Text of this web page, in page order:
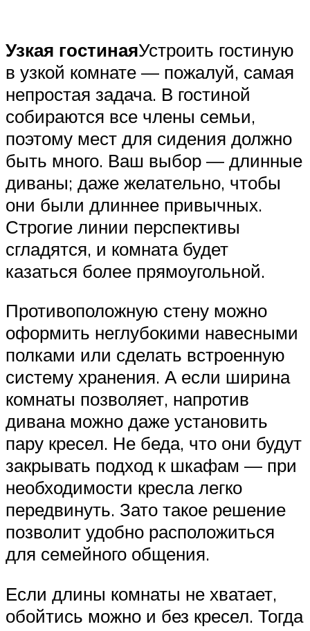
Узкая гостинаяУстроить гостиную
в узкой комнате — пожалуй, самая
непростая задача. В гостиной
собираются все члены семьи,
поэтому мест для сидения должно
быть много. Ваш выбор — длинные
диваны; даже желательно, чтобы
они были длиннее привычных.
Строгие линии перспективы
сгладятся, и комната будет
казаться более прямоугольной.
Противоположную стену можно
оформить неглубокими навесными
полками или сделать встроенную
систему хранения. А если ширина
комнаты позволяет, напротив
дивана можно даже установить
пару кресел. Не беда, что они будут
закрывать подход к шкафам — при
необходимости кресла легко
передвинуть. Зато такое решение
позволит удобно расположиться
для семейного общения.
Если длины комнаты не хватает,
обойтись можно и без кресел. Тогда